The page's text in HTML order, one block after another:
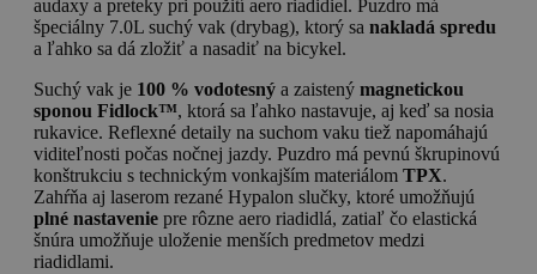
audaxy a preteky pri použití aero riadidiel. Puzdro má
špeciálny 7.0L suchý vak (drybag), ktorý sa nakladá spredu
a ľahko sa dá zložiť a nasadiť na bicykel.
Suchý vak je 100 % vodotesný a zaistený magnetickou
sponou Fidlock™, ktorá sa ľahko nastavuje, aj keď sa nosia
rukavice. Reflexné detaily na suchom vaku tiež napomáhajú
viditeľnosti počas nočnej jazdy. Puzdro má pevnú škrupinovú
konštrukciu s technickým vonkajším materiálom TPX.
Zahŕňa aj laserom rezané Hypalon slučky, ktoré umožňujú
plné nastavenie pre rôzne aero riadidlá, zatiaľ čo elastická
šnúra umožňuje uloženie menších predmetov medzi
riadidlami.